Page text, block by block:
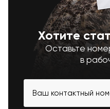
Хотите
Оставьте
в